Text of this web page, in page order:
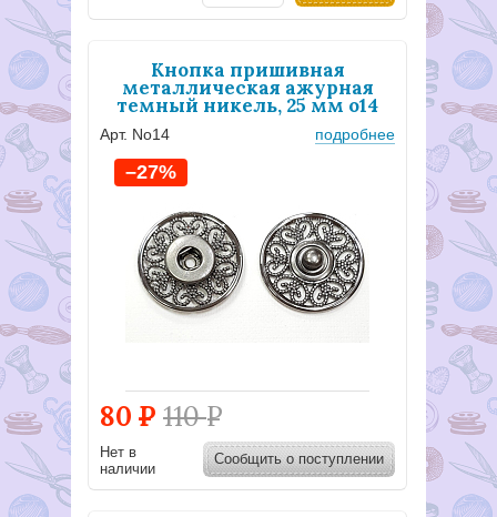
Кнопка пришивная
металлическая ажурная
темный никель, 25 мм о14
Арт. Nо14 подробнее
80 Р 110Р
–27%
Нет в
наличии
Сообщить о поступлении